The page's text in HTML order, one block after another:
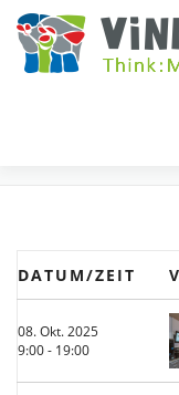
Zum
Inhalt
springen
DATUM/ZEIT
08. Okt. 2025
9:00 - 19:00